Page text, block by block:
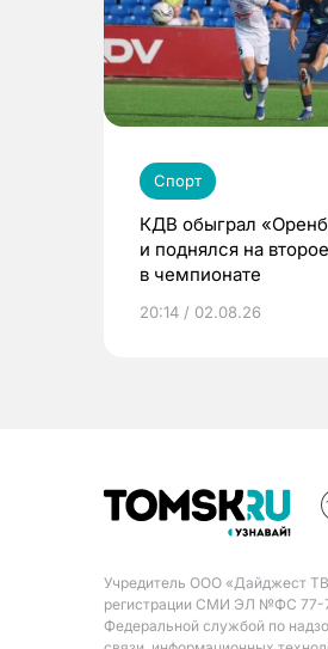
Спорт
КДВ обыграл
и поднялся на
в чемпионате
20:14 / 02.08.26
Учредитель ООО «Дайджест
регистрации СМИ ЭЛ №ФС 77-
Федеральной службой по